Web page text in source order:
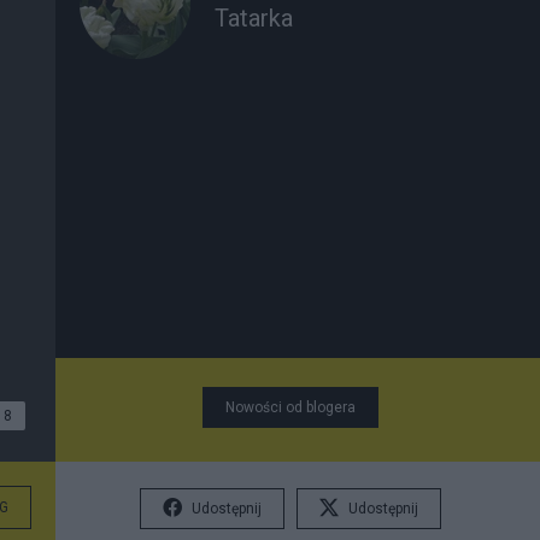
8
Tatarka
Nowości od blogera
Udostępnij Udostępnij